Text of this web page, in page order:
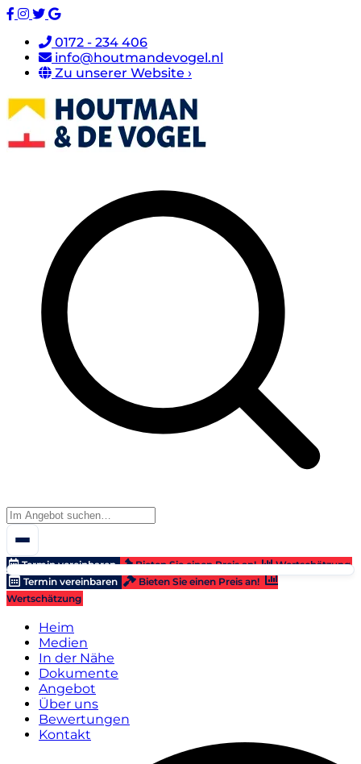
0172 - 234 406
info@houtmandevogel.nl
Zu unserer Website ›
Termin vereinbaren Bieten Sie einen Preis an!
Wertschätzung
Termin vereinbaren
Bieten Sie einen Preis an!
Wertschätzung
Heim
Medien
In der Nähe
Dokumente
Angebot
Über uns
Bewertungen
Kontakt